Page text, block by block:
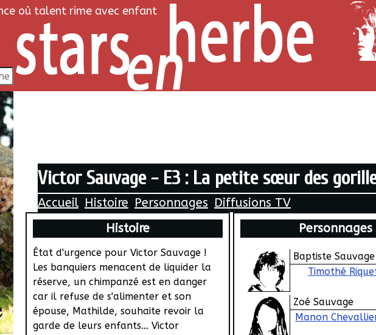
où talent rime avec enfant
Victor Sauvage - E3 : La petite sœur des
Accueil Histoire Personnages Diffusions TV
Histoire
État d'urgence pour Victor Sauvage !
Les banquiers menacent de liquider la
réserve, un chimpanzé est en danger
car il refuse de s'alimenter et son
épouse, Mathilde, souhaite revoir la
garde de leurs enfants… Victor
Personnages
Baptiste Sauvage
Timothé
Zoé Sauvage
Manon